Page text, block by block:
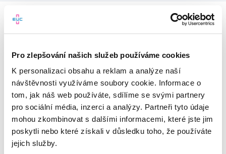
Pro zlepšování našich služeb používáme cookies
K personalizaci obsahu a reklam a analýze naší
návštěvnosti využíváme soubory cookie. Informace o
tom, jak náš web používáte, sdílíme se svými partnery
pro sociální média, inzerci a analýzy. Partneři tyto údaje
mohou zkombinovat s dalšími informacemi, které jste jim
poskytli nebo které získali v důsledku toho, že používáte
jejich služby.
Vítejte v mojeEUC